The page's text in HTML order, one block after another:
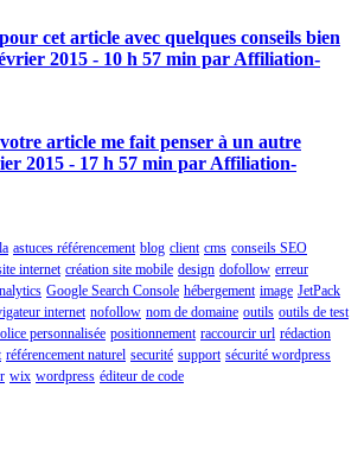
cet article avec quelques conseils bien
2015 - 10 h 57 min par Affiliation-
article me fait penser à un autre
2015 - 17 h 57 min par Affiliation-
astuces référencement blog client cms conseils SEO
internet création site mobile design dofollow erreur
Google Search Console hébergement image JetPack
internet nofollow nom de domaine outils outils de test
personnalisée positionnement raccourcir url rédaction
référencement naturel securité support sécurité wordpress
wix wordpress éditeur de code